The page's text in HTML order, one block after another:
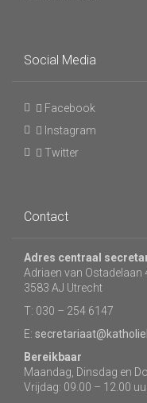
Social Media
Facebook
Instagram
Twitter
Contact
Adres centraal
Adriaen van Ostadelaan
3583 AJ Utrecht
T: 030 – 254 6147
E:
Bereikbaar
Maandag, Dinsdag en
Vrijdag: 09.00 – 12.00